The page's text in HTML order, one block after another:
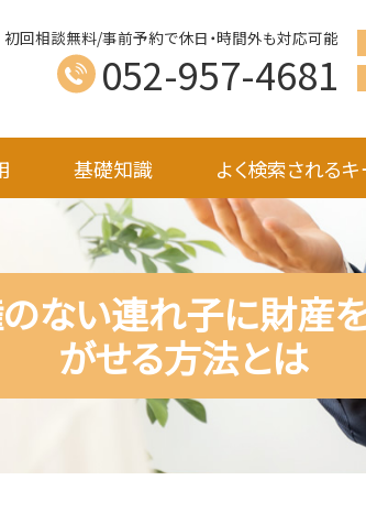
ない連れ子に財産
がせる方法とは
初回相談無料/事前予約で休日・時間外も対応可能
052-957-4681
基礎知識 よく検索される